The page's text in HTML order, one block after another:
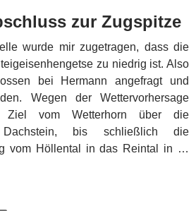
zur Zugspitze
wurde mir zugetragen, dass die
zu niedrig ist. Also
bei Hermann angefragt und
Wegen der Wettervorhersage
Ziel vom Wetterhorn über die
bis schließlich die
vom Höllental in das Reintal in …